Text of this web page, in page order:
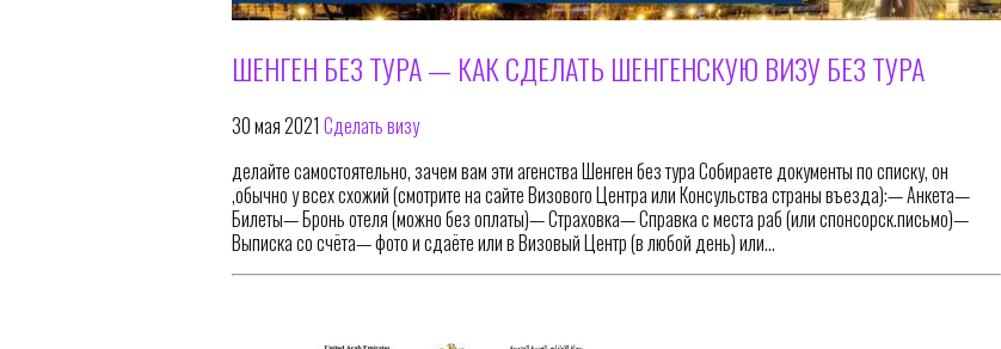
ШЕНГЕН БЕЗ ТУРА — КАК СДЕЛАТЬ ШЕНГЕНСКУЮ ВИЗУ БЕЗ ТУРА
30 мая 2021 Сделать визу
делайте самостоятельно, зачем вам эти агенства Шенген без тура Собираете документы по списку, он
,обычно у всех схожий (смотрите на сайте Визового Центра или Консульства страны въезда):— Анкета—
Билеты— Бронь отеля (можно без оплаты)— Страховка— Справка с места раб (или спонсорск.письмо)—
Выписка со счёта— фото и сдаёте или в Визовый Центр (в любой день) или…